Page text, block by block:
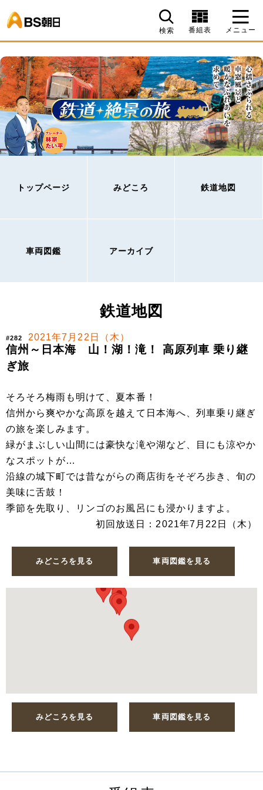
検索 番組表 メニュー
トップページ みどころ 鉄道地図
車両図鑑 アーカイブ
鉄道地図
#282 2021年7月22日（木）
信州～日本海 山！湖！滝！ 高原列車 乗り継
ぎ旅
そろそろ梅雨も明けて、夏本番！
信州から爽やかな高原を越えて日本海へ、列車乗り継ぎ
の旅を楽しみます。
緑がまぶしい山間には豪快な滝や湖など、目にも涼やか
なスポットが…
沿線の城下町では昔ながらの商店街をそぞろ歩き、旬の
美味に舌鼓！
季節を先取り、リンゴのお風呂にも浸かりますよ。
初回放送日：2021年7月22日（木）
みどころを見る 車両図鑑を見る
みどころを見る 車両図鑑を見る